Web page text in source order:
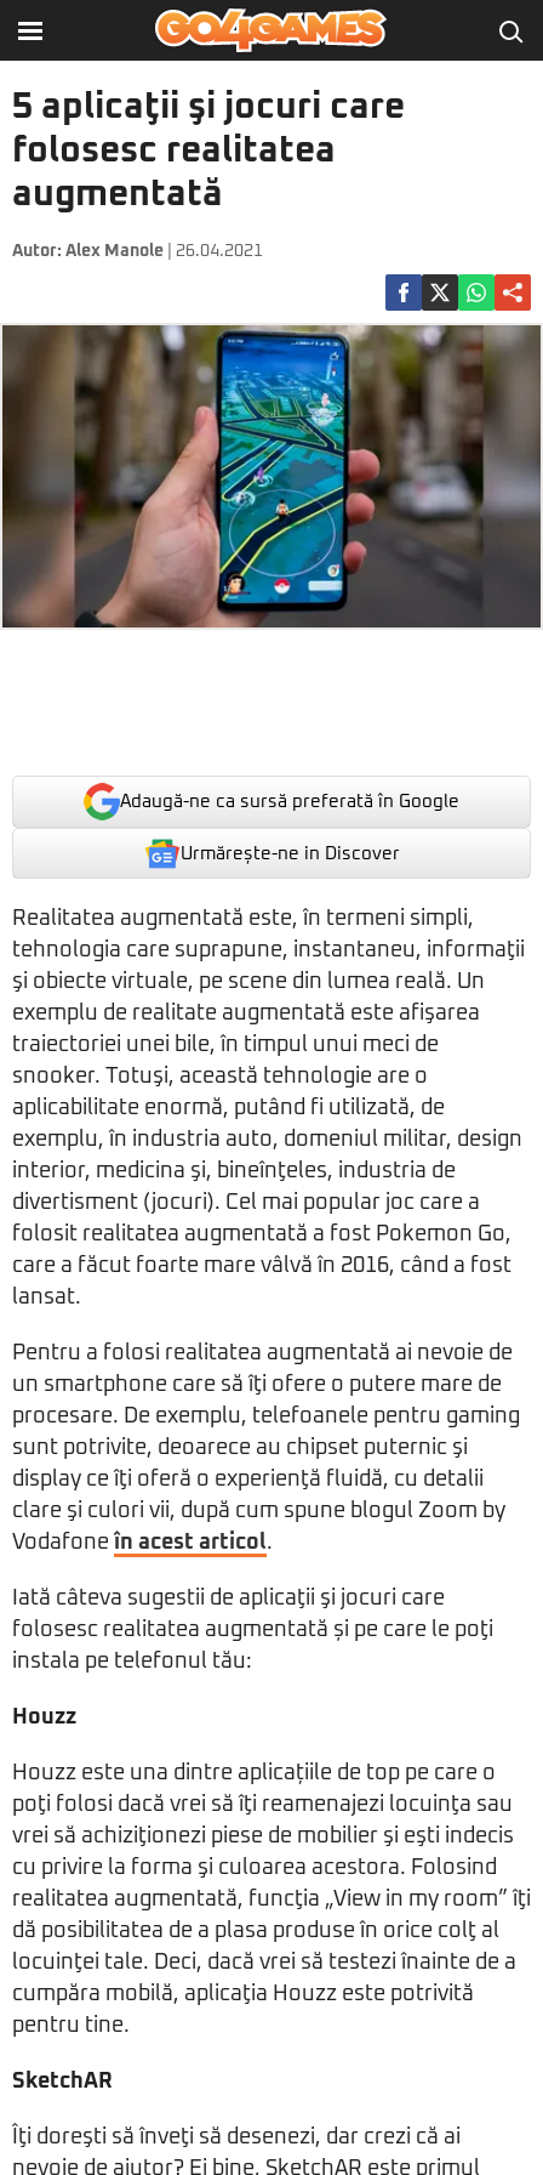
5 aplicaţii şi jocuri care
folosesc realitatea
augmentată
Autor: Alex Manole | 26.04.2021
Adaugă-ne ca sursă preferată în Google
Urmărește-ne in Discover
Realitatea augmentată este, în termeni simpli,
tehnologia care suprapune, instantaneu, informaţii
şi obiecte virtuale, pe scene din lumea reală. Un
exemplu de realitate augmentată este afişarea
traiectoriei unei bile, în timpul unui meci de
snooker. Totuşi, această tehnologie are o
aplicabilitate enormă, putând fi utilizată, de
exemplu, în industria auto, domeniul militar, design
interior, medicina şi, bineînţeles, industria de
divertisment (jocuri). Cel mai popular joc care a
folosit realitatea augmentată a fost Pokemon Go,
care a făcut foarte mare vâlvă în 2016, când a fost
lansat.
Pentru a folosi realitatea augmentată ai nevoie de
un smartphone care să îţi ofere o putere mare de
procesare. De exemplu, telefoanele pentru gaming
sunt potrivite, deoarece au chipset puternic şi
display ce îţi oferă o experienţă fluidă, cu detalii
clare şi culori vii, după cum spune blogul Zoom by
Vodafone în acest articol.
Iată câteva sugestii de aplicaţii şi jocuri care
folosesc realitatea augmentată și pe care le poţi
instala pe telefonul tău:
Houzz
Houzz este una dintre aplicațiile de top pe care o
poţi folosi dacă vrei să îţi reamenajezi locuinţa sau
vrei să achiziţionezi piese de mobilier şi eşti indecis
cu privire la forma şi culoarea acestora. Folosind
realitatea augmentată, funcţia „View in my room” îţi
dă posibilitatea de a plasa produse în orice colţ al
locuinţei tale. Deci, dacă vrei să testezi înainte de a
cumpăra mobilă, aplicaţia Houzz este potrivită
pentru tine.
SketchAR
Îţi doreşti să înveţi să desenezi, dar crezi că ai
nevoie de ajutor? Ei bine, SketchAR este primul